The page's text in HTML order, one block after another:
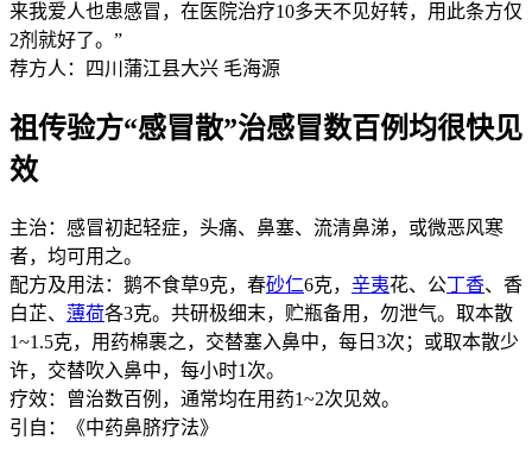
来我爱人也患感冒，在医院治疗10多天不见好转，用此条方仅
2剂就好了。”
荐方人：四川蒲江县大兴 毛海源
祖传验方“感冒散”治感冒数百例均很快见
效
主治：感冒初起轻症，头痛、鼻塞、流清鼻涕，或微恶风寒
者，均可用之。
配方及用法：鹅不食草9克，春砂仁6克， 辛夷花、公丁香、香
白芷、 薄荷各3克。共研极细末，贮瓶备用，勿泄气。取本散
1~1.5克，用药棉裹之，交替塞入鼻中，每日3次；或取本散少
许，交替吹入鼻中，每小时1次。
疗效：曾治数百例，通常均在用药1~2次见效。
引自：《中药鼻脐疗法》